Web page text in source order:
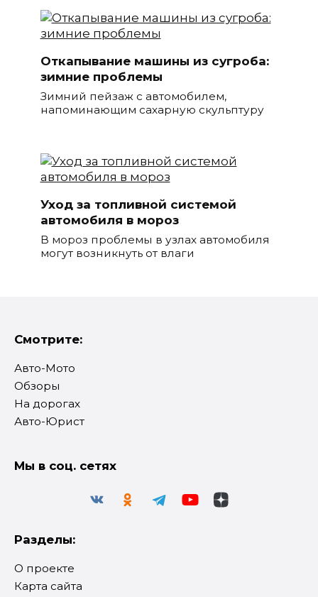
Откапывание машины из сугроба:
зимние проблемы
Зимний пейзаж с автомобилем,
напоминающим сахарную скульптуру
Уход за топливной системой
автомобиля в мороз
В мороз проблемы в узлах автомобиля
могут возникнуть от влаги
Смотрите:
Авто-Мото
Обзоры
На дорогах
Авто-Юрист
Мы в соц. сетях
Разделы:
О проекте
Карта сайта